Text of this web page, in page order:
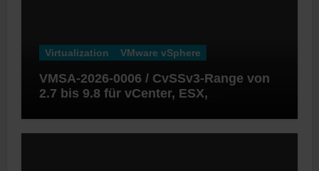
Virtualization VMware vSphere
VMSA-2026-0006 / CvSSv3-Range von
2.7 bis 9.8 für vCenter, ESX,